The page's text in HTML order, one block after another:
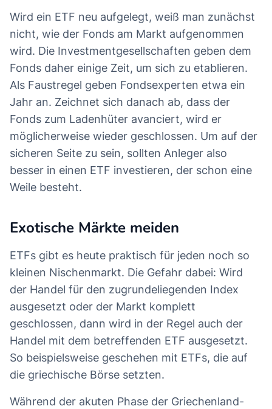
Wird ein ETF neu aufgelegt, weiß man zunächst
nicht, wie der Fonds am Markt aufgenommen
wird. Die Investmentgesellschaften geben dem
Fonds daher einige Zeit, um sich zu etablieren.
Als Faustregel geben Fondsexperten etwa ein
Jahr an. Zeichnet sich danach ab, dass der
Fonds zum Ladenhüter avanciert, wird er
möglicherweise wieder geschlossen. Um auf der
sicheren Seite zu sein, sollten Anleger also
besser in einen ETF investieren, der schon eine
Weile besteht.
Exotische Märkte meiden
ETFs gibt es heute praktisch für jeden noch so
kleinen Nischenmarkt. Die Gefahr dabei: Wird
der Handel für den zugrundeliegenden Index
ausgesetzt oder der Markt komplett
geschlossen, dann wird in der Regel auch der
Handel mit dem betreffenden ETF ausgesetzt.
So beispielsweise geschehen mit ETFs, die auf
die griechische Börse setzten.
Während der akuten Phase der Griechenland-